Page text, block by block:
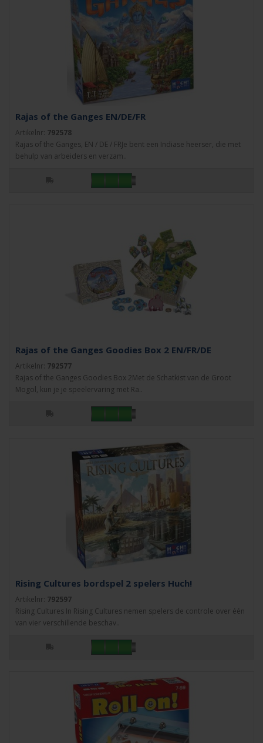
Rajas of the Ganges EN/DE/FR
Artikelnr: 792578
Rajas of the Ganges, EN / DE / FRJe bent een Indiase heerser, die met
behulp van arbeiders en verzam..
Rajas of the Ganges Goodies Box 2 EN/FR/DE
Artikelnr: 792577
Rajas of the Ganges Goodies Box 2Met de Schatkist van de Groot
Mogol, kun je je speelervaring met Ra..
Rising Cultures bordspel 2 spelers Huch!
Artikelnr: 792597
Rising Cultures In Rising Cultures nemen spelers de controle over één
van vier verschillende beschav..